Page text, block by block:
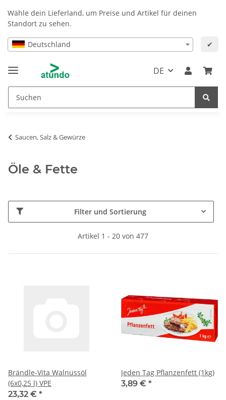
Wähle dein Lieferland, um Preise und Artikel für deinen
Standort zu sehen.
Deutschland ✔
DE
Saucen, Salz & Gewürze
Öle & Fette
Filter und Sortierung
Artikel 1 - 20 von 477
Brändle-Vita Walnussöl
(6x0,25 l) VPE
23,32 € *
Jeden Tag Pflanzenfett (1kg)
3,89 € *